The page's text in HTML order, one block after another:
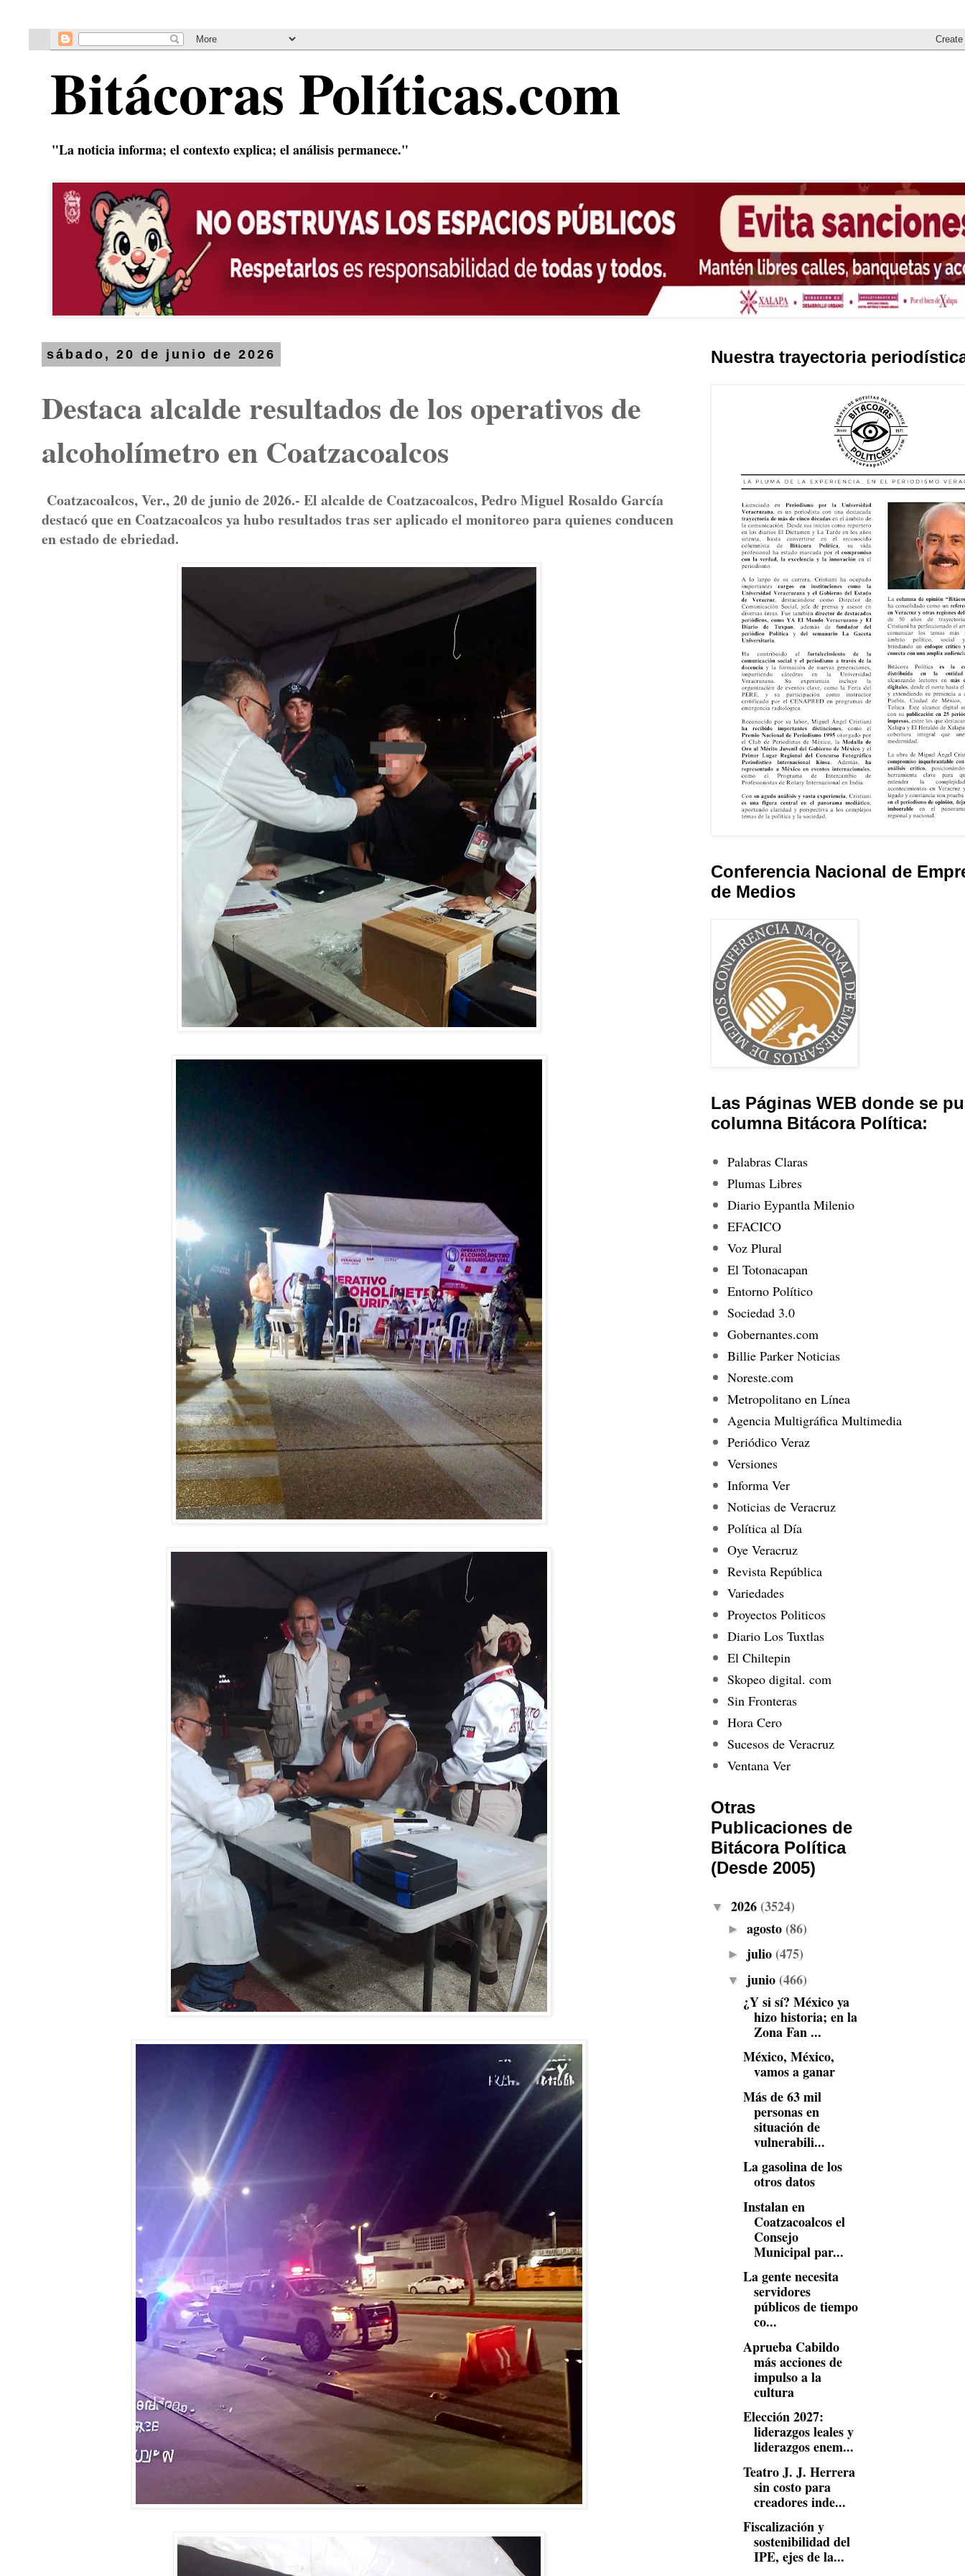
Bitácoras Políticas.com
"La noticia informa; el contexto explica; el análisis permanece."
sábado, 20 de junio de 2026
Destaca alcalde resultados de los operativos de
alcoholímetro en Coatzacoalcos
Coatzacoalcos, Ver., 20 de junio de 2026.- El alcalde de Coatzacoalcos, Pedro Miguel Rosaldo García
destacó que en Coatzacoalcos ya hubo resultados tras ser aplicado el monitoreo para quienes conducen
en estado de ebriedad.
Nuestra trayectoria
Conferencia Nacional de
de Medios
Las Páginas WEB donde se
columna Bitácora Política:
Palabras Claras
Plumas Libres
Diario Eypantla Milenio
EFACICO
Voz Plural
El Totonacapan
Entorno Político
Sociedad 3.0
Gobernantes.com
Billie Parker Noticias
Noreste.com
Metropolitano en Línea
Agencia Multigráfica Multimedia
Periódico Veraz
Versiones
Informa Ver
Noticias de Veracruz
Política al Día
Oye Veracruz
Revista República
Variedades
Proyectos Politicos
Diario Los Tuxtlas
El Chiltepin
Skopeo digital. com
Sin Fronteras
Hora Cero
Sucesos de Veracruz
Ventana Ver
Otras
Publicaciones de
Bitácora Política
(Desde 2005)
▼ 2026 (3524)
► agosto (86)
► julio (475)
▼ junio (466)
¿Y si sí? México ya
hizo historia; en la
Zona Fan ...
México, México,
vamos a ganar
Más de 63 mil
personas en
situación de
vulnerabili...
La gasolina de los
otros datos
Instalan en
Coatzacoalcos el
Consejo
Municipal par...
La gente necesita
servidores
públicos de tiempo
co...
Aprueba Cabildo
más acciones de
impulso a la
cultura
Elección 2027:
liderazgos leales y
liderazgos enem...
Teatro J. J. Herrera
sin costo para
creadores inde...
Fiscalización y
sostenibilidad del
IPE, ejes de la...